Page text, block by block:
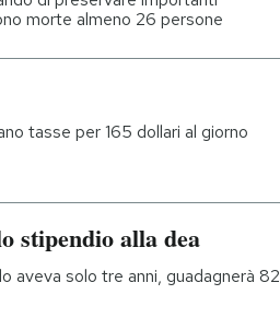
morte almeno 26 persone
tasse per 165 dollari al giorno
stipendio alla dea
aveva solo tre anni, guadagnerà 82